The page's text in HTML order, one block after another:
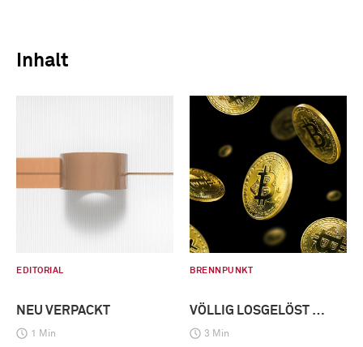
Inhalt
EDITORIAL
NEU VERPACKT
1 Min
BRENNPUNKT
VÖLLIG LOSGELÖST …
3 Min